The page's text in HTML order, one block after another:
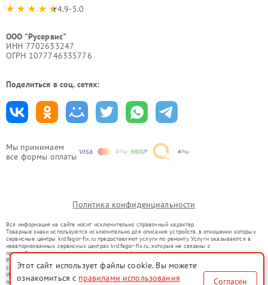
Мы принимаем
все формы оплаты
4.9-5.0
ООО "Русервис"
ИНН 7702633247
ОГРН 1077746335776
Поделиться в соц. сетях:
Политика конфиденциальности
Вся информация на сайте носит исключительно справочный характер.
Товарные знаки используются исключительно для описания устройств, в отношении которых
сервисные центры krd.fagor-fix.ru предоставляют услуги по ремонту. Услуги оказываются в
неавторизованных сервисных центрах krd.fagor-fix.ru, которые не связаны с
правообладателями товарных знаков или их официальными представителями.
Ремонт осуществляется для устройств, уже введенных в гражданский оборот в соответствии
со статьей 1487 ГК РФ.
Использование товарных знаков не преследует цели индивидуализации услуг или введения
потребителей в заблуждение, а служит для информирования о предоставляемых услугах по
Этот сайт использует файлы cookie. Вы можете
ознакомиться с правилами использования Согласен